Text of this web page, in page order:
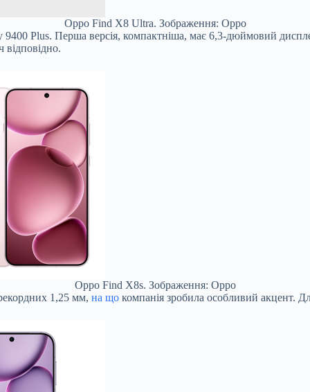
Oppo Find X8 Ultra. Зображення: Oppo
Plus. Перша версія, компактніша, має 6,3-дюймовий
відповідно.
Oppo Find X8s. Зображення: Oppo
1,25 мм, на що компанія зробила особливий акцент.